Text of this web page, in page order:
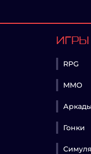
RPG
MMO
Аркады
Гонки